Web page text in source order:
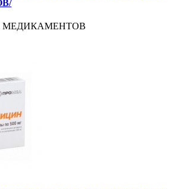
МЕДИКАМЕНТОВ